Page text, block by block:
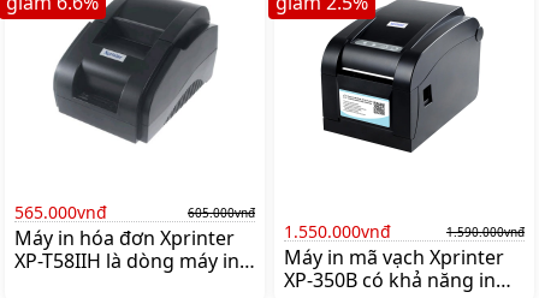
565.000vnđ 605.000vnđ
Máy in hóa đơn Xprinter
XP-T58IIH là dòng máy in
1.550.000vnđ 1.590.000vnđ
Máy in mã vạch Xprinter
XP-350B có khả năng in